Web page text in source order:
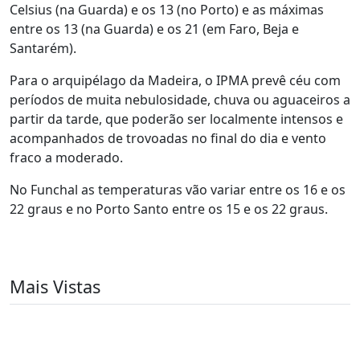
Celsius (na Guarda) e os 13 (no Porto) e as máximas
entre os 13 (na Guarda) e os 21 (em Faro, Beja e
Santarém).
Para o arquipélago da Madeira, o IPMA prevê céu com
períodos de muita nebulosidade, chuva ou aguaceiros a
partir da tarde, que poderão ser localmente intensos e
acompanhados de trovoadas no final do dia e vento
fraco a moderado.
No Funchal as temperaturas vão variar entre os 16 e os
22 graus e no Porto Santo entre os 15 e os 22 graus.
Mais Vistas